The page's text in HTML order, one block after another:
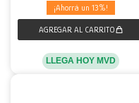
13
LLEGA HOY MVD